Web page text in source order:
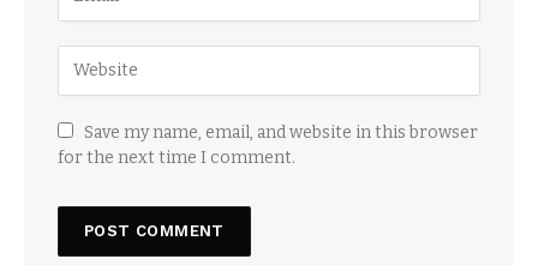
Save my name, email, and website in this browser
for the next time I comment.